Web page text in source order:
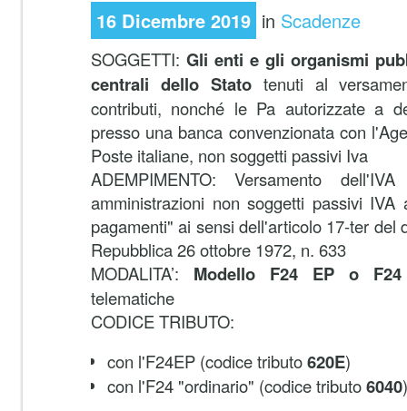
16 Dicembre 2019 in Scadenze
SOGGETTI: Gli enti e gli organismi
centrali dello Statotenuti al
contributi, nonché le Pa autorizzate a
presso una banca convenzionata con
Poste italiane, non soggetti passivi Iva
ADEMPIMENTO: Versamento
amministrazioni non soggetti passivi
pagamenti" ai sensi dell'articolo 17-ter del
Repubblica 26 ottobre 1972, n. 633
MODALITA’: Modello F24 EP o F24
telematiche
CODICE TRIBUTO:
con l'F24EP (codice tributo620E)
con l'F24 "ordinario" (codice tributo6040